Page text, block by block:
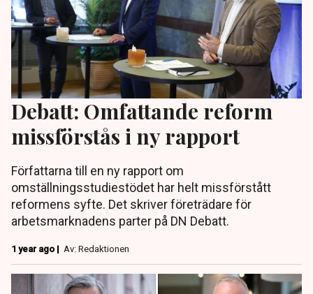
Debatt: Omfattande reform
missförstås i ny rapport
Författarna till en ny rapport om
omställningsstudiestödet har helt missförstått
reformens syfte. Det skriver företrädare för
arbetsmarknadens parter på DN Debatt.
1 year ago | Av: Redaktionen